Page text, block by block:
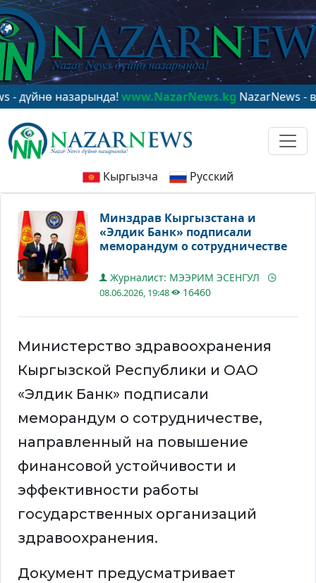
назарында!www.NazarNews.kgNazarNews - в
Кыргызча Русский
Минздрав Кыргызстана и
«Элдик Банк» подписали
меморандум о сотрудничестве
Журналист: МЭЭРИМ ЭСЕНГУЛ
08.06.2026, 19:48 16460
Министерство здравоохранения
Кыргызской Республики и ОАО
«Элдик Банк» подписали
меморандум о сотрудничестве,
направленный на повышение
финансовой устойчивости и
эффективности работы
государственных организаций
здравоохранения.
Документ предусматривает